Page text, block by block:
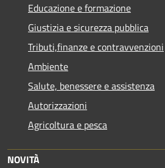
Educazione e formazione
Giustizia e sicurezza pubblica
Tributi,finanze e contravvenzioni
Ambiente
Salute, benessere e assistenza
Autorizzazioni
Agricoltura e pesca
NOVITÀ